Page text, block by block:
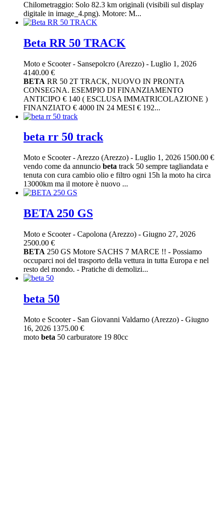
Chilometraggio: Solo 82.3 km originali (visibili sul display
digitale in image_4.png). Motore: M...
Beta RR 50 TRACK
Moto e Scooter- Sansepolcro (Arezzo) - Luglio 1, 2026
4140.00 €
BETA RR 50 2T TRACK, NUOVO IN PRONTA
CONSEGNA. ESEMPIO DI FINANZIAMENTO
ANTICIPO € 140 ( ESCLUSA IMMATRICOLAZIONE )
FINANZIATO € 4000 IN 24 MESI € 192...
beta rr 50 track
Moto e Scooter- Arezzo (Arezzo) - Luglio 1, 2026 1500.00 €
vendo come da annuncio beta track 50 sempre tagliandata e
tenuta con cura cambio olio e filtro ogni 15h la moto ha circa
13000km ma il motore è nuovo ...
BETA 250 GS
Moto e Scooter- Capolona (Arezzo) - Giugno 27, 2026
2500.00 €
BETA 250 GS Motore SACHS 7 MARCE !! - Possiamo
occuparci noi del trasporto della vettura in tutta Europa e nel
resto del mondo. - Pratiche di demolizi...
beta 50
Moto e Scooter- San Giovanni Valdarno (Arezzo) - Giugno
16, 2026 1375.00 €
moto beta 50 carburatore 19 80cc